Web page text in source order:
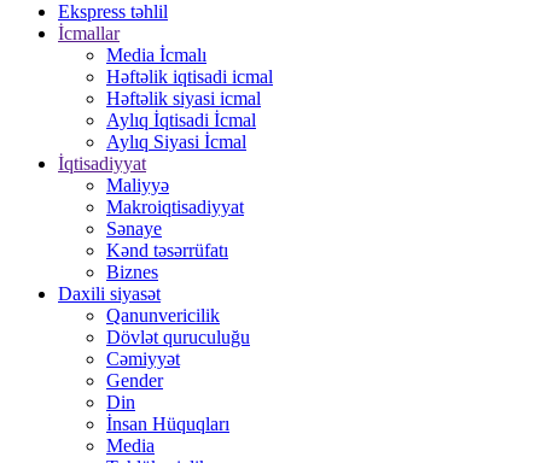
Ekspress təhlil
İcmallar
Media İcmalı
Həftəlik iqtisadi icmal
Həftəlik siyasi icmal
Aylıq İqtisadi İcmal
Aylıq Siyasi İcmal
İqtisadiyyat
Maliyyə
Makroiqtisadiyyat
Sənaye
Kənd təsərrüfatı
Biznes
Daxili siyasət
Qanunvericilik
Dövlət quruculuğu
Cəmiyyət
Gender
Din
İnsan Hüquqları
Media